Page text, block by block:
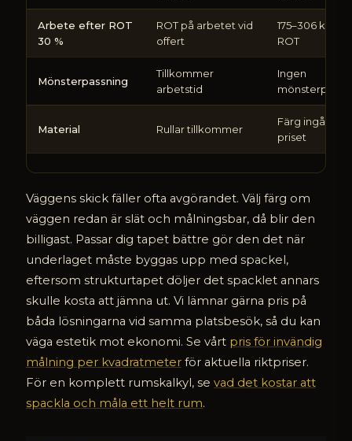
–
måla
eller
tapetsera
Arbete efter ROT
30 %
ROT på arbetet vid
offert
175–306 kr/m²
ROT
Mönsterpassning
Tillkommer
arbetstid
Ingen
Material Rullar tillkommer
Färg ingår i
priset
Väggens skick fäller ofta avgörandet. Välj färg om
väggen redan är slät och målningsbar, då blir den
billigast. Passar dig tapet bättre gör den det när
underlaget måste byggas upp med spackel,
eftersom strukturtapet döljer det spacklet annars
skulle kosta att jämna ut. Vi lämnar gärna pris på
båda lösningarna vid samma platsbesök, så du kan
väga estetik mot ekonomi. Se vårt pris för invändig
målning per kvadratmeterför aktuella riktpriser.
För en komplett rumskalkyl, se vad det kostar att
spackla och måla ett helt rum.